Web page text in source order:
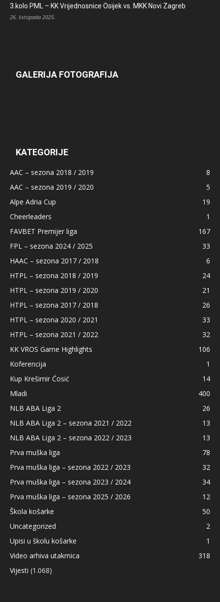
3.kolo PML – KK Vrijednosnice Osijek vs. MKK Novi Zagreb
26. listopada 2025.
GALERIJA FOTOGRAFIJA
KATEGORIJE
AAC – sezona 2018 / 2019
8
AAC – sezona 2019 / 2020
5
Alpe Adria Cup
19
Cheerleaders
1
FAVBET Premijer liga
167
FPL – sezona 2024 / 2025
33
HAAC – sezona 2017 / 2018
6
HTPL – sezona 2018 / 2019
24
HTPL – sezona 2019 / 2020
21
HTPL – sezona 2017 / 2018
26
HTPL – sezona 2020 / 2021
33
HTPL – sezona 2021 / 2022
32
KK VROS Game Highlights
106
Koferencija
1
Kup Krešimir Ćosić
14
Mladi
400
NLB ABA Liga 2
26
NLB ABA Liga 2 – sezona 2021 / 2022
13
NLB ABA Liga 2 – sezona 2022 / 2023
13
Prva muška liga
78
Prva muška liga – sezona 2022 / 2023
32
Prva muška liga – sezona 2023 / 2024
34
Prva muška liga – sezona 2025 / 2026
12
Škola košarke
50
Uncategorized
2
Upisi u školu košarke
1
Video arhiva utakmica
318
Vijesti (1.068)